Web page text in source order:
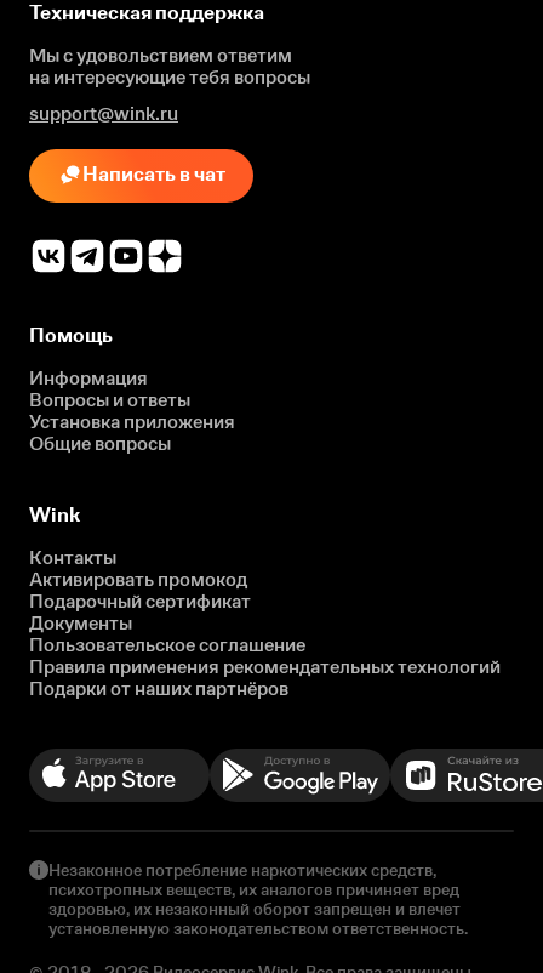
Техническая поддержка
Мы с удовольствием ответим
на интересующиетебя вопросы
support@wink.ru
Написать в чат
Помощь
Информация
Вопросы и ответы
Установка приложения
Общие вопросы
Wink
Контакты
Активировать промокод
Подарочный сертификат
Документы
Пользовательское соглашение
Правила применения рекомендательных технологий
Подарки от наших партнёров
Незаконное потребление наркотических средств,
психотропных веществ, их аналогов причиняет вред
здоровью, их незаконный оборот запрещен и влечет
установленную законодательством ответственность.